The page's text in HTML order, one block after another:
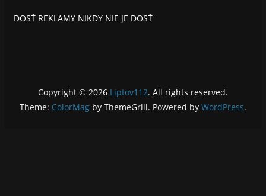
DOSŤ REKLAMY NIKDY NIE JE DOSŤ
Copyright © 2026 Liptov112. All rights reserved.
Theme: ColorMagby ThemeGrill. Powered by WordPress.